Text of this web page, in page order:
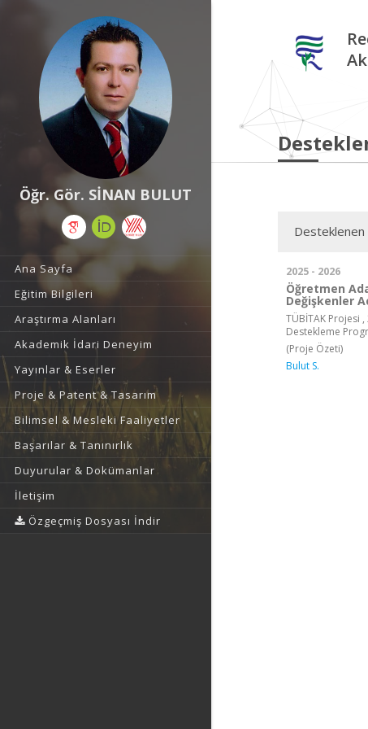
Öğr. Gör. SİNAN BULUT
Ana Sayfa
Eğitim Bilgileri
Araştırma Alanları
Akademik İdari Deneyim
Yayınlar & Eserler
Proje & Patent & Tasarım
Bilimsel & Mesleki Faaliyetler
Başarılar & Tanınırlık
Duyurular & Dokümanlar
İletişim
Özgeçmiş Dosyası İndir
2025 - 2026
Öğretmen
Değişkenler
TÜBİTAK Projesi
Destekleme
(Proje Özeti)
Bulut S.